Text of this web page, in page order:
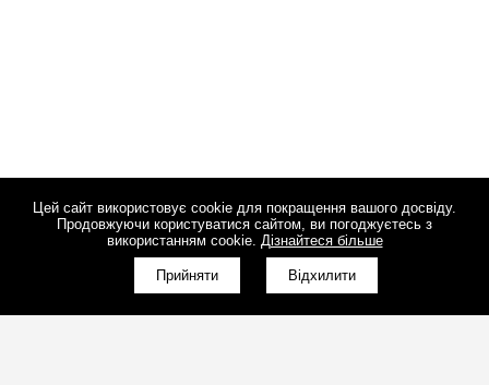
Цей сайт використовує cookie для покращення вашого досвіду.
Продовжуючи користуватися сайтом, ви погоджуєтесь з
використанням cookie. Дізнайтеся більше
Прийняти Відхилити